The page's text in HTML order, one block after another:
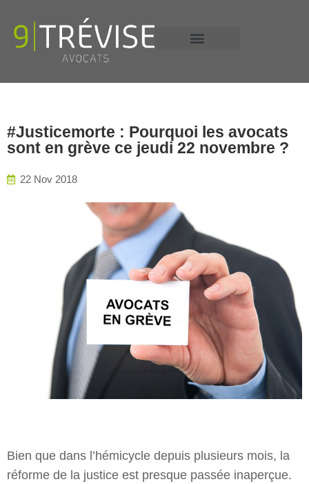
#Justicemorte : Pourquoi les avocats
sont en grève ce jeudi 22 novembre ?
22 Nov 2018
Bien que dans l’hémicycle depuis plusieurs mois, la
réforme de la justice est presque passée inaperçue.